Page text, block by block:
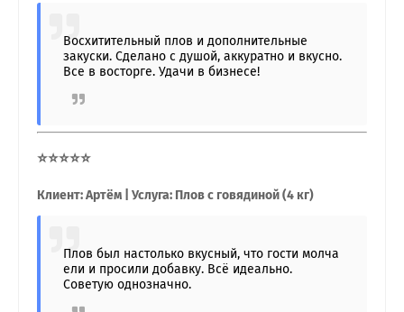
Восхитительный плов и дополнительные
закуски. Сделано с душой, аккуратно и вкусно.
Все в восторге. Удачи в бизнесе!
⭐⭐⭐⭐⭐
Клиент: Артём | Услуга: Плов с говядиной (4 кг)
Плов был настолько вкусный, что гости молча
ели и просили добавку. Всё идеально.
Советую однозначно.